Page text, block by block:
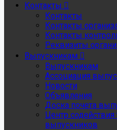
Контакты
Контакты
Контакты
Контакты
Реквизиты
Выпускникам
Выпускникам
Ассоциация
Новости
Объявления
Доска почета
Центр содействия
выпускников